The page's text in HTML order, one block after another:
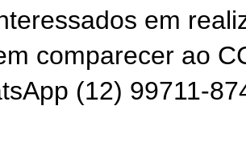
em
comparecer ao
(12) 99711-